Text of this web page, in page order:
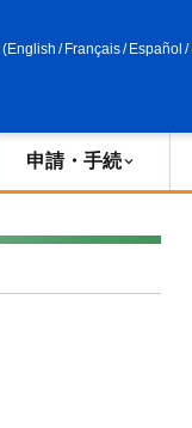
(English / Français/ Español /
申請・手続